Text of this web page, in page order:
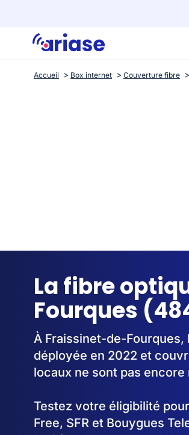
Accueil Box internet Couverture fibre
La fibre
Fourques
À Fraissinet-de-
déployée en 2022 et
locaux ne sont pas
Testez votre éligibilité
Free, SFR et Bouygues